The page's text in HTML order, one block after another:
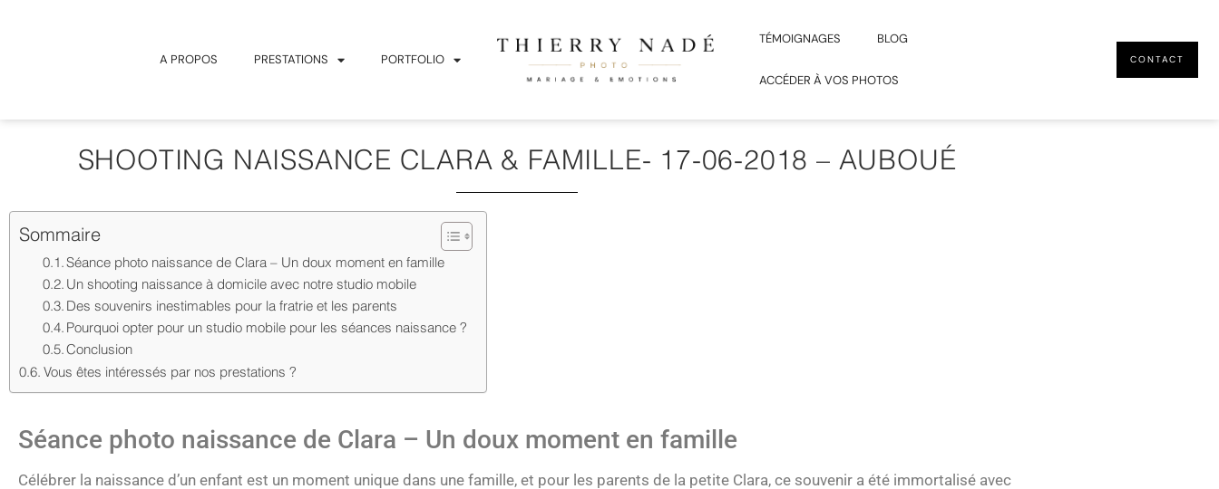
A PROPOS PRESTATIONS PORTFOLIO
TÉMOIGNAGES BLOG
ACCÉDER À VOS PHOTOS
CONTACT
SHOOTING NAISSANCE CLARA & FAMILLE- 17-06-2018 – AUBOUÉ
Sommaire
Séance photo naissance de Clara – Un doux moment en famille
Un shooting naissance à domicile avec notre studio mobile
Des souvenirs inestimables pour la fratrie et les parents
Pourquoi opter pour un studio mobile pour les séances naissance ?
Conclusion
Vous êtes intéressés par nos prestations ?
Séance photo naissance de Clara – Un doux moment en famille
Célébrer la naissance d’un enfant est un moment unique dans une famille, et pour les parents de la petite Clara, ce souvenir a été immortalisé avec